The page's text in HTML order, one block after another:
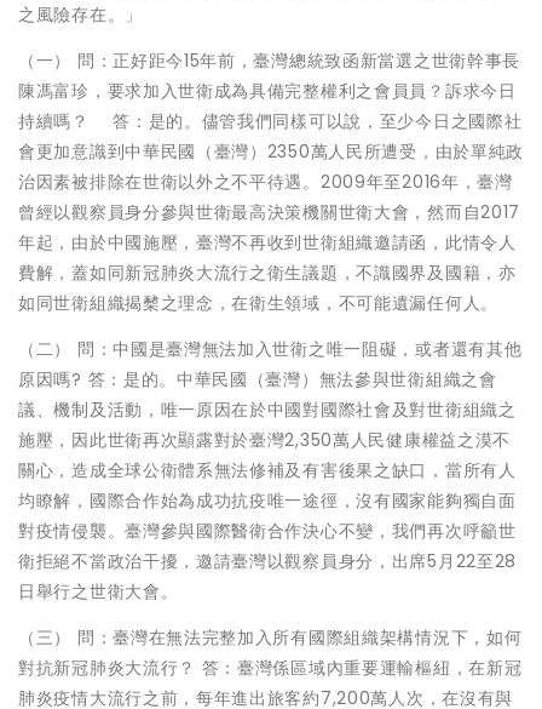
之風險存在。」
（一） 問：正好距今15年前，臺灣總統致函新當選之世衛幹事長
陳馮富珍，要求加入世衛成為具備完整權利之會員員？訴求今日
持續嗎？ 答：是的。儘管我們同樣可以說，至少今日之國際社
會更加意識到中華民國（臺灣）2350萬人民所遭受，由於單純政
治因素被排除在世衛以外之不平待遇。2009年至2016年，臺灣
曾經以觀察員身分參與世衛最高決策機關世衛大會，然而自2017
年起，由於中國施壓，臺灣不再收到世衛組織邀請函，此情令人
費解，蓋如同新冠肺炎大流行之衛生議題，不識國界及國籍，亦
如同世衛組織揭櫫之理念，在衛生領域，不可能遺漏任何人。
（二） 問：中國是臺灣無法加入世衛之唯一阻礙，或者還有其他
原因嗎? 答：是的。中華民國（臺灣）無法參與世衛組織之會
議、機制及活動，唯一原因在於中國對國際社會及對世衛組織之
施壓，因此世衛再次顯露對於臺灣2,350萬人民健康權益之漠不
關心，造成全球公衛體系無法修補及有害後果之缺口，當所有人
均瞭解，國際合作始為成功抗疫唯一途徑，沒有國家能夠獨自面
對疫情侵襲。臺灣參與國際醫衛合作決心不變，我們再次呼籲世
衛拒絕不當政治干擾，邀請臺灣以觀察員身分，出席5月22至28
日舉行之世衛大會。
（三） 問：臺灣在無法完整加入所有國際組織架構情況下，如何
對抗新冠肺炎大流行？ 答：臺灣係區域內重要運輸樞紐，在新冠
肺炎疫情大流行之前，每年進出旅客約7,200萬人次，在沒有與